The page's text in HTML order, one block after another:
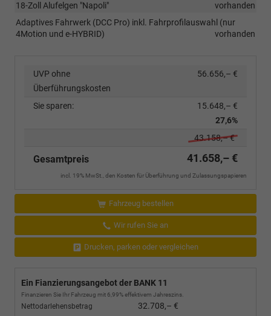
18-Zoll Alufelgen "Napoli"
vorhanden
Adaptives Fahrwerk (DCC Pro) inkl. Fahrprofilauswahl (nur
4Motion und e-HYBRID)
vorhanden
UVP ohne
Überführungskosten
56.656,– €
Sie sparen:
15.648,– €
27,6%
43.158,– €
Gesamtpreis 41.658,– €
incl. 19% MwSt., den Kosten für Überführung und Zulassungspapieren
Fahrzeug bestellen
Wir rufen Sie an
Drucken, parken oder vergleichen
Ein Fianzierungsangebot der BANK 11
Finanzieren Sie Ihr Fahrzeug mit 6,99% effektivem Jahreszins.
Nettodarlehensbetrag 32.708,– €